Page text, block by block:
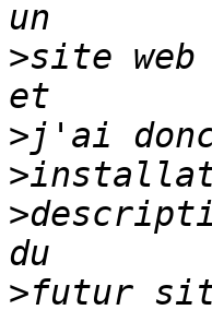
>site web
>
>
>
>